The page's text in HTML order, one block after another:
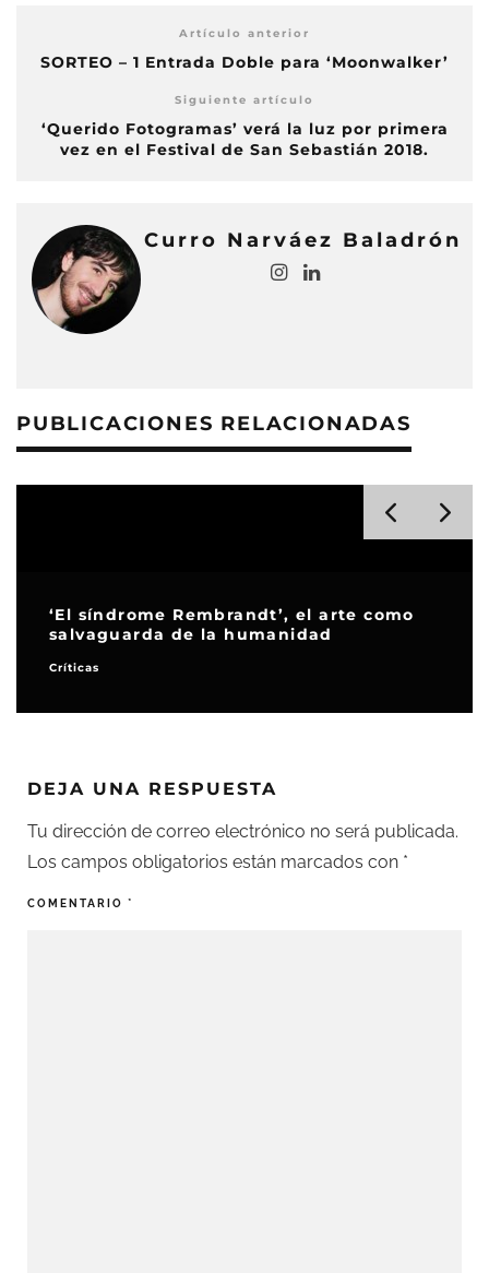
Artículo anterior
SORTEO – 1 Entrada Doble para ‘Moonwalker’
Siguiente artículo
‘Querido Fotogramas’ verá la luz por primera
vez en el Festival de San Sebastián 2018.
Curro Narváez Baladrón
PUBLICACIONES RELACIONADAS
‘El síndrome Rembrandt’, el arte como
salvaguarda de la humanidad
Críticas
DEJA UNA RESPUESTA
Tu dirección de correo electrónico no será publicada.
Los campos obligatorios están marcados con *
COMENTARIO *